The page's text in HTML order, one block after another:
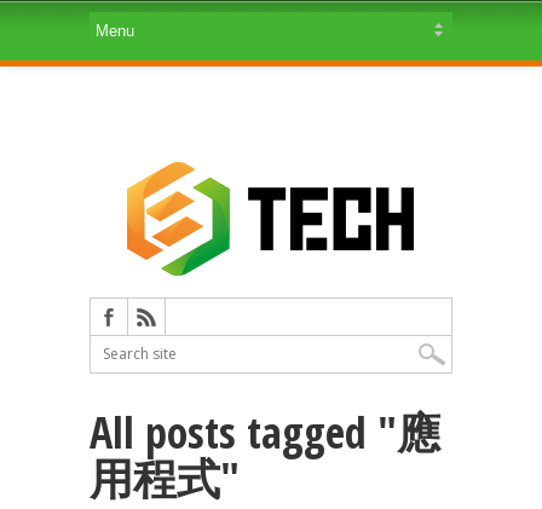
All posts tagged "應
用程式"